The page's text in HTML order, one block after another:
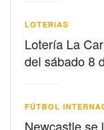
LOTERIAS
Lotería La
del sábado 8
FÚTBOL
Newcastle se